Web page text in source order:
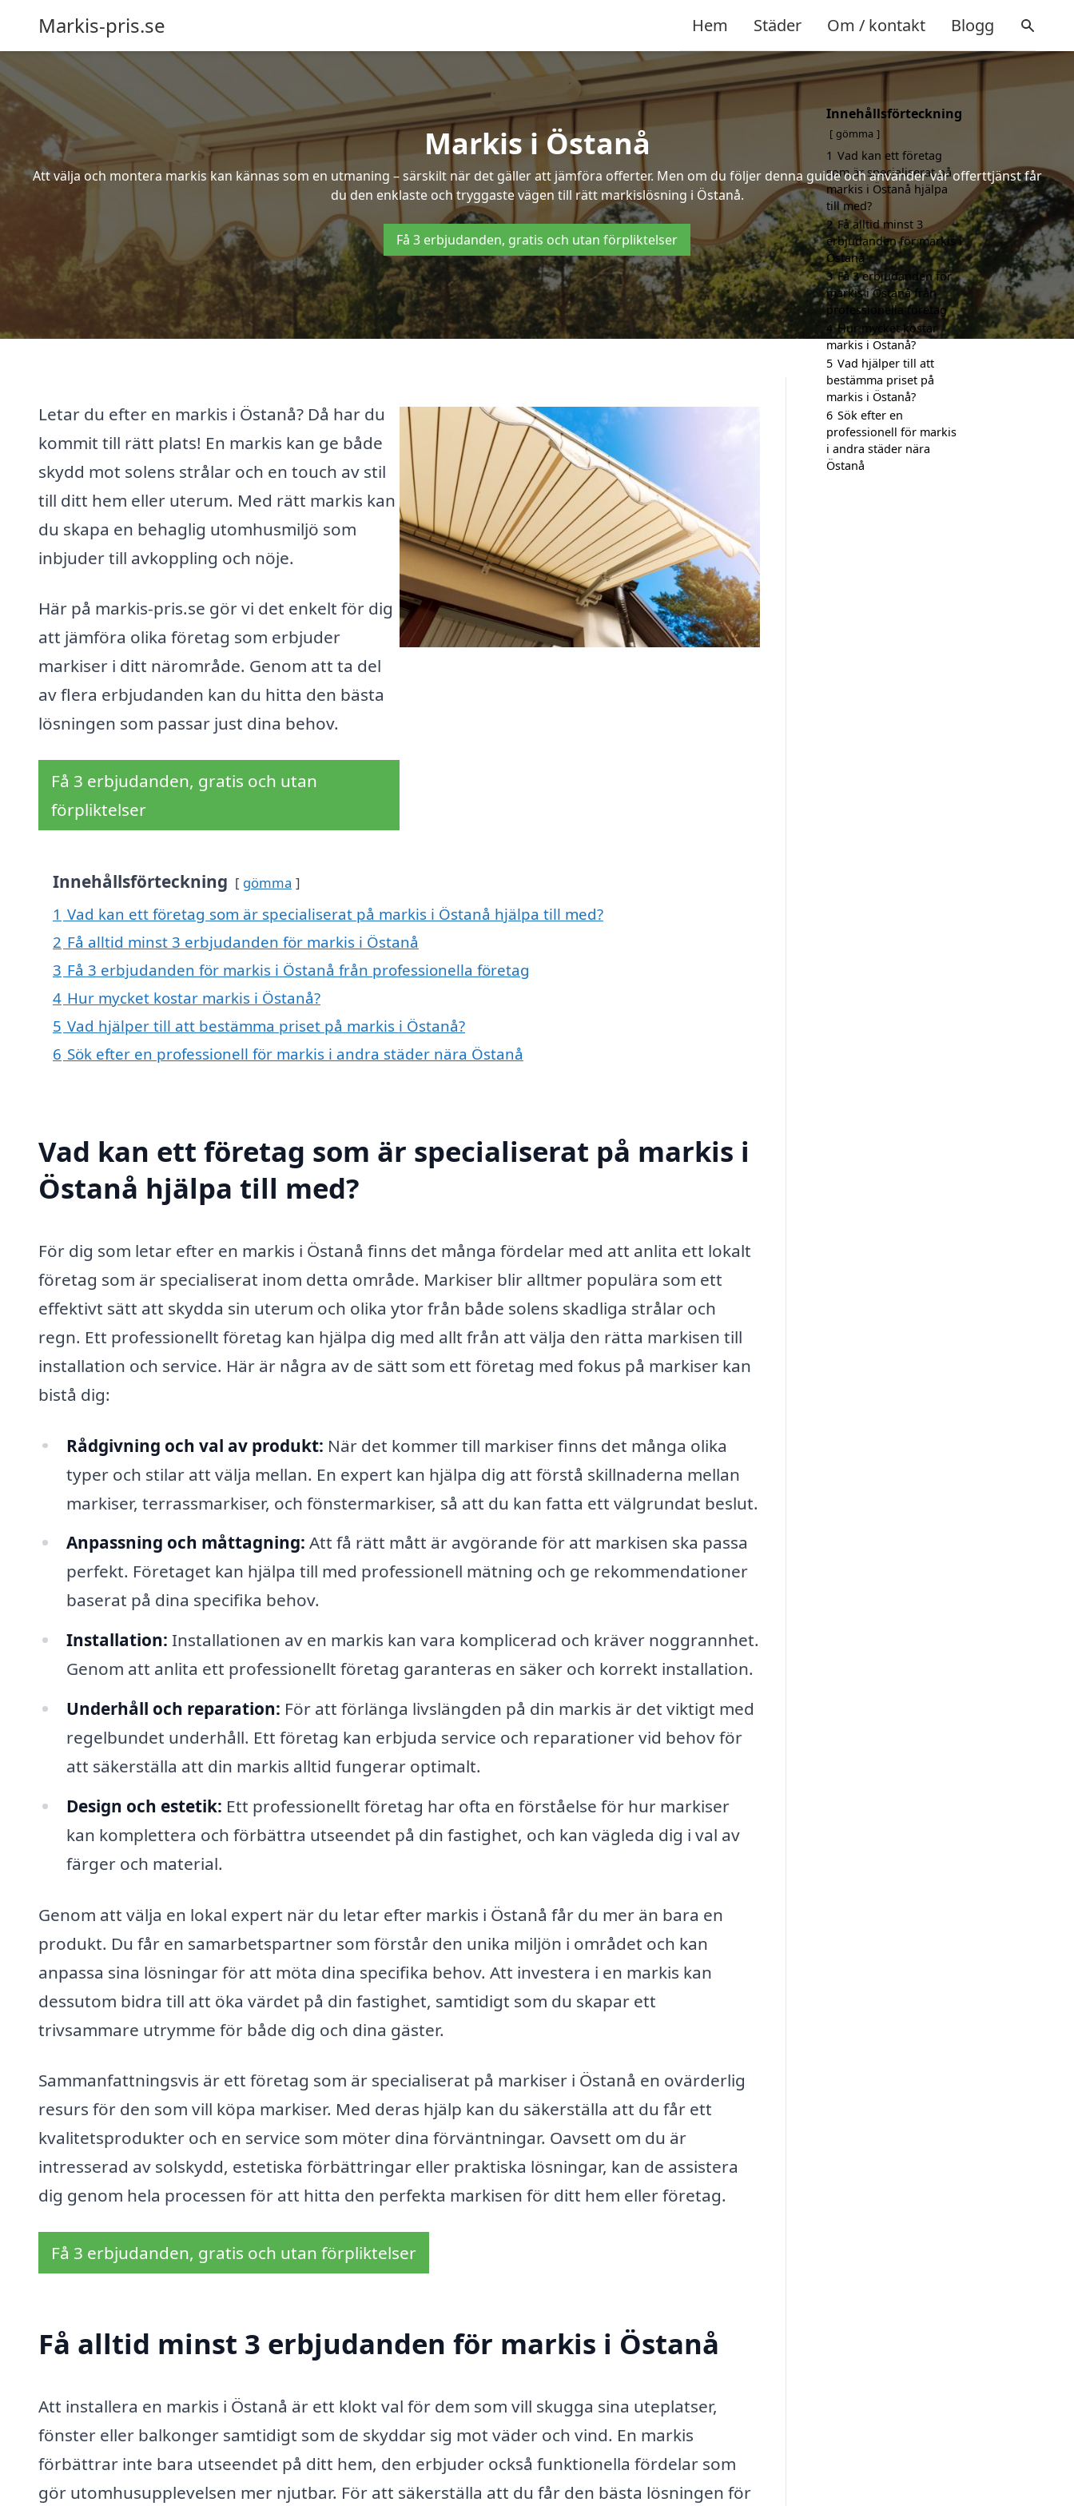
Markis-pris.se Hem Städer Om / kontakt Blogg
Markis i Östanå
Att välja och montera markis kan kännas som en utmaning – särskilt när det gäller att jämföra offerter. Men om du följer denna guide och använder vår offerttjänst får
du den enklaste och tryggaste vägen till rätt markislösning i Östanå.
Få 3 erbjudanden, gratis och utan förpliktelser
Letar du efter en markis i Östanå? Då har du
kommit till rätt plats! En markis kan ge både
skydd mot solens strålar och en touch av stil
till ditt hem eller uterum. Med rätt markis kan
du skapa en behaglig utomhusmiljö som
inbjuder till avkoppling och nöje.
Här på markis-pris.se gör vi det enkelt för dig
att jämföra olika företag som erbjuder
markiser i ditt närområde. Genom att ta del
av flera erbjudanden kan du hitta den bästa
lösningen som passar just dina behov.
Få 3 erbjudanden, gratis och utan
förpliktelser
Innehållsförteckning gömma
1 Vad kan ett företag som är specialiserat på markis i Östanå hjälpa till med?
2 Få alltid minst 3 erbjudanden för markis i Östanå
3 Få 3 erbjudanden för markis i Östanå från professionella företag
4 Hur mycket kostar markis i Östanå?
5 Vad hjälper till att bestämma priset på markis i Östanå?
6 Sök efter en professionell för markis i andra städer nära Östanå
Vad kan ett företag som är specialiserat på markis i
Östanå hjälpa till med?
För dig som letar efter en markis i Östanå finns det många fördelar med att anlita ett lokalt
företag som är specialiserat inom detta område. Markiser blir alltmer populära som ett
effektivt sätt att skydda sin uterum och olika ytor från både solens skadliga strålar och
regn. Ett professionellt företag kan hjälpa dig med allt från att välja den rätta markisen till
installation och service. Här är några av de sätt som ett företag med fokus på markiser kan
bistå dig:
Rådgivning och val av produkt: När det kommer till markiser finns det många olika
typer och stilar att välja mellan. En expert kan hjälpa dig att förstå skillnaderna mellan
markiser, terrassmarkiser, och fönstermarkiser, så att du kan fatta ett välgrundat beslut.
Anpassning och måttagning: Att få rätt mått är avgörande för att markisen ska passa
perfekt. Företaget kan hjälpa till med professionell mätning och ge rekommendationer
baserat på dina specifika behov.
Installation: Installationen av en markis kan vara komplicerad och kräver noggrannhet.
Genom att anlita ett professionellt företag garanteras en säker och korrekt installation.
Underhåll och reparation: För att förlänga livslängden på din markis är det viktigt med
regelbundet underhåll. Ett företag kan erbjuda service och reparationer vid behov för
att säkerställa att din markis alltid fungerar optimalt.
Design och estetik: Ett professionellt företag har ofta en förståelse för hur markiser
kan komplettera och förbättra utseendet på din fastighet, och kan vägleda dig i val av
färger och material.
Genom att välja en lokal expert när du letar efter markis i Östanå får du mer än bara en
produkt. Du får en samarbetspartner som förstår den unika miljön i området och kan
anpassa sina lösningar för att möta dina specifika behov. Att investera i en markis kan
dessutom bidra till att öka värdet på din fastighet, samtidigt som du skapar ett
trivsammare utrymme för både dig och dina gäster.
Sammanfattningsvis är ett företag som är specialiserat på markiser i Östanå en ovärderlig
resurs för den som vill köpa markiser. Med deras hjälp kan du säkerställa att du får ett
kvalitetsprodukter och en service som möter dina förväntningar. Oavsett om du är
intresserad av solskydd, estetiska förbättringar eller praktiska lösningar, kan de assistera
dig genom hela processen för att hitta den perfekta markisen för ditt hem eller företag.
Få 3 erbjudanden, gratis och utan förpliktelser
Få alltid minst 3 erbjudanden för markis i Östanå
Att installera en markis i Östanå är ett klokt val för dem som vill skugga sina uteplatser,
fönster eller balkonger samtidigt som de skyddar sig mot väder och vind. En markis
förbättrar inte bara utseendet på ditt hem, den erbjuder också funktionella fördelar som
gör utomhusupplevelsen mer njutbar. För att säkerställa att du får den bästa lösningen för
Innehållsförteckning
gömma
1 Vad kan ett företag
som är specialiserat på
markis i Östanå hjälpa
till med?
2 Få alltid minst 3
erbjudanden för markis i
Östanå
3 Få 3 erbjudanden för
markis i Östanå från
professionella företag
4 Hur mycket kostar
markis i Östanå?
5 Vad hjälper till att
bestämma priset på
markis i Östanå?
6 Sök efter en
professionell för markis
i andra städer nära
Östanå